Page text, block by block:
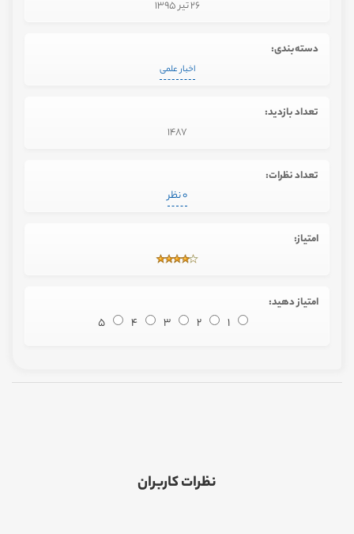
26 تیر 1395
دسته‌بندی:
اخبار علمی
تعداد بازدید:
1487
تعداد نظرات:
0 نظر
امتیاز:
امتیاز دهید:
1
2
3
4
5
نظرات کاربران